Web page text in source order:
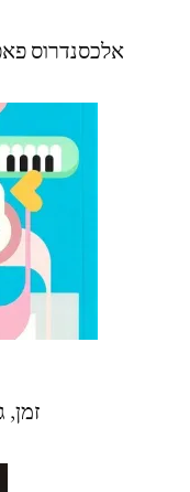
אלכסנדרוס
זמן,